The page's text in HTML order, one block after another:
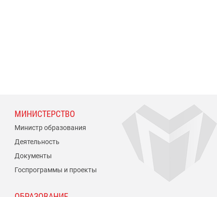
МИНИСТЕРСТВО
Министр образования
Деятельность
Документы
Госпрограммы и проекты